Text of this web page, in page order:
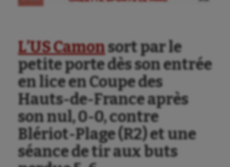
L’US Camonsort par le
petite porte dès son entrée
en lice en Coupe des
Hauts-de-France après
son nul, 0-0, contre
Blériot-Plage (R2) et une
séance de tir aux buts